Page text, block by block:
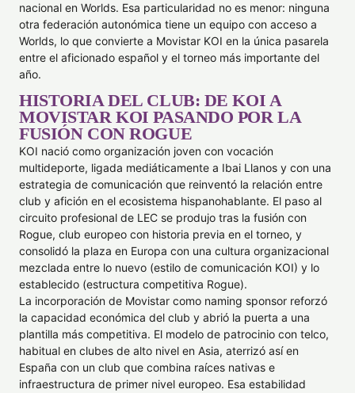
nacional en Worlds. Esa particularidad no es menor: ninguna
otra federación autonómica tiene un equipo con acceso a
Worlds, lo que convierte a Movistar KOI en la única pasarela
entre el aficionado español y el torneo más importante del
año.
HISTORIA DEL CLUB: DE KOI A
MOVISTAR KOI PASANDO POR LA
FUSIÓN CON ROGUE
KOI nació como organización joven con vocación
multideporte, ligada mediáticamente a Ibai Llanos y con una
estrategia de comunicación que reinventó la relación entre
club y afición en el ecosistema hispanohablante. El paso al
circuito profesional de LEC se produjo tras la fusión con
Rogue, club europeo con historia previa en el torneo, y
consolidó la plaza en Europa con una cultura organizacional
mezclada entre lo nuevo (estilo de comunicación KOI) y lo
establecido (estructura competitiva Rogue).
La incorporación de Movistar como naming sponsor reforzó
la capacidad económica del club y abrió la puerta a una
plantilla más competitiva. El modelo de patrocinio con telco,
habitual en clubes de alto nivel en Asia, aterrizó así en
España con un club que combina raíces nativas e
infraestructura de primer nivel europeo. Esa estabilidad